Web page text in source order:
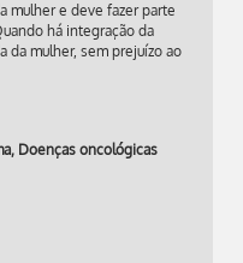
mulher e deve fazer parte
há integração da
da mulher, sem prejuízo ao
, Doenças oncológicas